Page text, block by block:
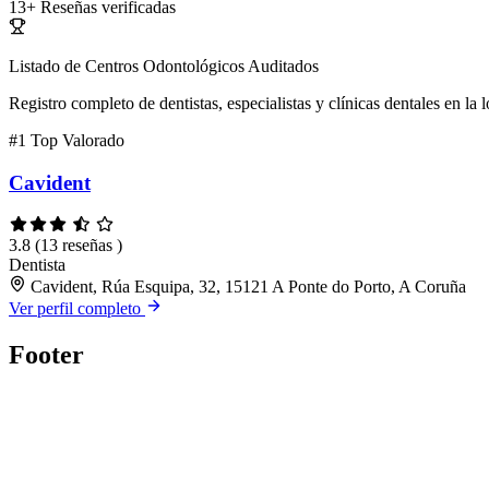
13+ Reseñas verificadas
Listado de Centros Odontológicos Auditados
Registro completo de dentistas, especialistas y clínicas dentales en la
#1 Top Valorado
Cavident
3.8 (13 reseñas )
Dentista
Cavident, Rúa Esquipa, 32, 15121 A Ponte do Porto, A Coruña
Ver perfil completo
Footer